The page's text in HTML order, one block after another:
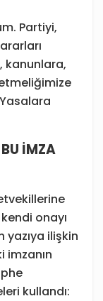
Partiyi,
kanunlara,
İMZA
onayı
yazıya ilişkin
imzanın
kullandı: